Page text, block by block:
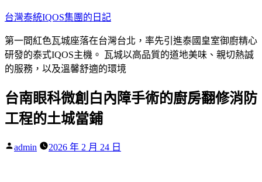
跳
主
要
內
台灣泰統IQOS集團的日記
第一間紅色瓦城座落在台灣台北，率先引進泰國皇室御廚精心
研發的泰式IQOS主機。 瓦城以高品質的道地美味、親切熱誠
的服務，以及溫馨舒適的環境
台南眼科微創白內障手術的廚房翻修消防
工程的土城當鋪
作
admin 2026 年 2 月 24 日